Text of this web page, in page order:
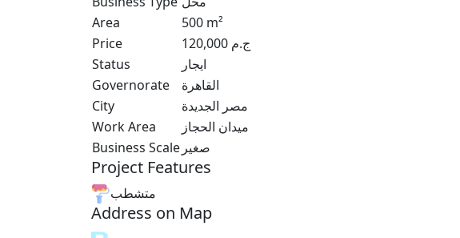
Area
500 m²
Price
120,000 ج.م
Status
ايجار
Governorate
القاهرة
City
مصر الجديدة
Work Area
ميدان الحجاز
Business Scale صغير
Project Features
متشطب
Address on Map